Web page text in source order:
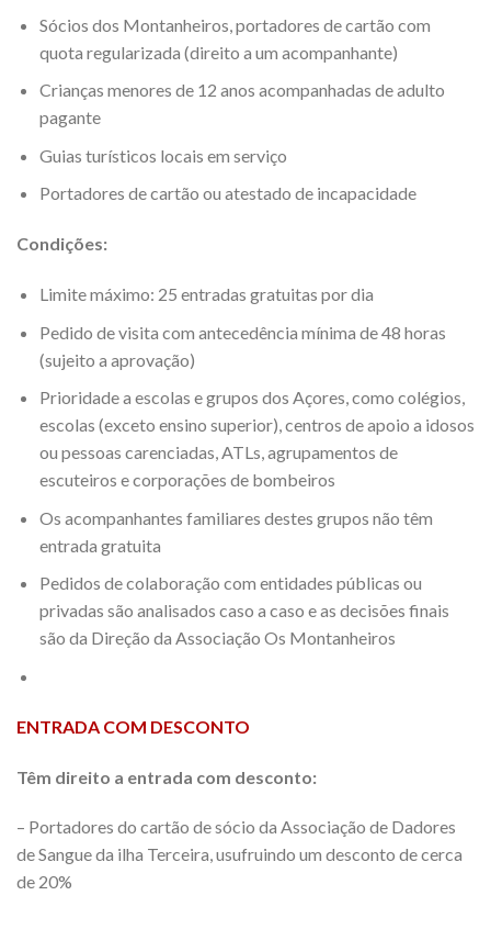
Sócios dos Montanheiros, portadores de cartão com
quota regularizada (direito a um acompanhante)
Crianças menores de 12 anos acompanhadas de adulto
pagante
Guias turísticos locais em serviço
Portadores de cartão ou atestado de incapacidade
Condições:
Limite máximo: 25 entradas gratuitas por dia
Pedido de visita com antecedência mínima de 48 horas
(sujeito a aprovação)
Prioridade a escolas e grupos dos Açores, como colégios,
escolas (exceto ensino superior), centros de apoio a idosos
ou pessoas carenciadas, ATLs, agrupamentos de
escuteiros e corporações de bombeiros
Os acompanhantes familiares destes grupos não têm
entrada gratuita
Pedidos de colaboração com entidades públicas ou
privadas são analisados caso a caso e as decisões finais
são da Direção da Associação Os Montanheiros
ENTRADA COM DESCONTO
Têm direito a entrada com desconto:
– Portadores do cartão de sócio da Associação de Dadores
de Sangue da ilha Terceira, usufruindo um desconto de cerca
de 20%